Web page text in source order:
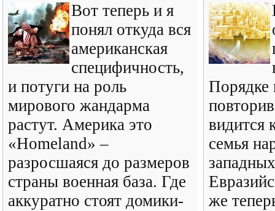
Вот теперь и я
понял откуда вся
американская
специфичность,
и потуги на роль
мирового жандарма
растут. Америка это
«Homeland» –
разросшаяся до размеров
страны военная база. Где
аккуратно стоят домики-
Порядке
видится
семья
же